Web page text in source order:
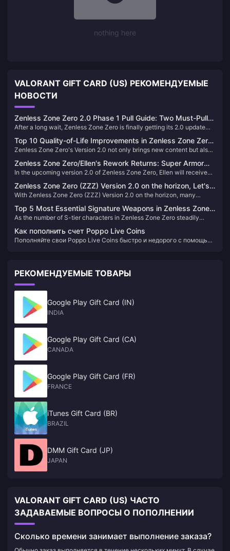
nothing here
VALORANT GIFT CARD (US) РЕКОМЕНДУЕМЫЕ
НОВОСТИ
Zenless Zone Zero 2.0 Phase 1 Pull Guide: Two Must-Pull
Characters You Shouldn't Miss
After a long wait, Zenless Zone Zero is finally getting its 2.0 update
prioritize in the first phase of the new banner.
Top 10 Quality-of-Life Improvements in Zenless Zone Zero
Version 2.0: New Mini-Map for Easier Questing！
Zenless Zone Zero's Version 2.0 not only brings new content but also
improve the player experience. Let's take a look:
Zenless Zone Zero/Ellen's Rework Returns: Super Armor
Mode Activated—Back to Top-Tier Status!
In the upcoming version 2.0 of Zenless Zone Zero, Ellen will receive
substantial adjustments and enhancements. These changes were
detailed in the version 2.0 preview, and recently, the developers have
released further information regarding Ellen's buffs. This article
provides an analysis of Ellen's post-enhancement capabilities.
Zenless Zone Zero (ZZZ) Version 2.0 on the horizon, Let's
take a look back at the standout characters from Versions
1.0 to 1.7
With Zenless Zone Zero (ZZZ) Version 2.0 on the horizon, many
back at the standout characters from Versions 1.0 to 1.7—did you train
these "meta-defining" agents?
Top 5 Most Essential Signature Weapons in Zenless Zone
Zero – Game-Changing Upgrades You Shouldn’t Miss!
As the number of S-tier characters in Zenless Zone Zero steadily
W engines. Some characters are receiving major stat boosts, while
others are seeing key weaknesses in their core mechanics fixed. Take
Как пополнить счет Poppo Live Coins
Пополняйте свои Poppo Live Coins быстро и недорого с помощью
баланса.
РЕКОМЕНДУЕМЫЕ ТОВАРЫ
Google Play Gift Card (IN)
INDIA
Google Play Gift Card (CA)
CANADA
Google Play Gift Card (FR)
FRANCE
iTunes Gift Card (BR)
BRAZIL
DMM Gift Card (JP)
JAPAN
VALORANT GIFT CARD (US) ЧАСТО
ЗАДАВАЕМЫЕ ВОПРОСЫ О ПОПОЛНЕНИИ
Сколько времени занимает выполнение заказа?